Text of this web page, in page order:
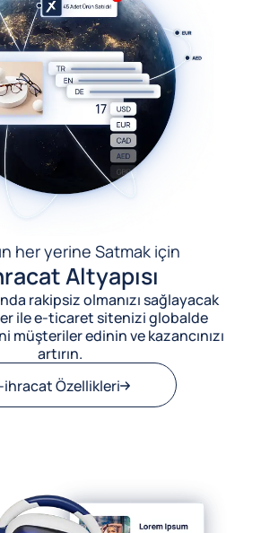
her yerine Satmak için
Altyapısı
rakipsiz olmanızı sağlayacak
ile e-ticaret sitenizi globalde
müşteriler edinin ve kazancınızı
artırın.
ihracat Özellikleri